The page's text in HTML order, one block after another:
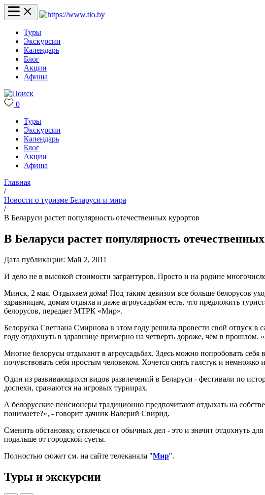
Туры
Экскурсии
Календарь
Блог
Акции
Афиша
0
Туры
Экскурсии
Календарь
Блог
Акции
Афиша
Главная
/
Новости о туризме Беларуси и мира
/
В Беларуси растет популярность отечественных курортов
В Беларуси растет популярность
Дата публикации: Май 2, 2011
И дело не в высокой стоимости загрантуров. Просто и на родине
Минск, 2 мая. Отдыхаем дома! Под таким девизом все больше белорусов
здравницам, домам отдыха и даже агроусадьбам есть, что предложить
белорусов, передает МТРК «Мир».
Белоруска Светлана Смирнова в этом году решила провести свой отпуск
году отдохнуть в здравнице примерно на четверть дороже, чем в
Многие белорусы отдыхают в агроусадьбах. Здесь можно попробовать себя
почувствовать себя простым человеком. Хочется снять галстук и
Один из развивающихся видов развлечений в Беларуси - фестивали по
доспехи, сражаются на игровых турнирах.
А белорусские пенсионеры традиционно предпочитают отдыхать на
понимаете?», - говорит дачник Валерий Свирид.
Сменить обстановку, отвлечься от обычных дел - это и значит отдохнуть
подальше от городской суеты.
Полностью сюжет см. на сайте телеканала "Мир".
Туры и экскурсии